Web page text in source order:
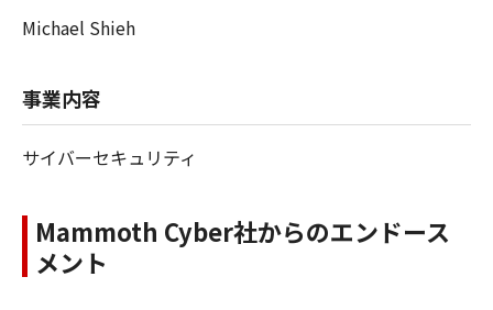
Michael Shieh
事業内容
サイバーセキュリティ
Mammoth Cyber社からのエンドース
メント